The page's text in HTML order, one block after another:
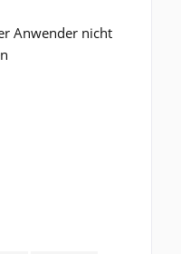
Anwender nicht